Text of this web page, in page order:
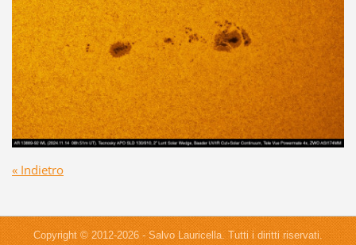
« Indietro
Copyright © 2012-2026 - Salvo Lauricella. Tutti i diritti riservati.